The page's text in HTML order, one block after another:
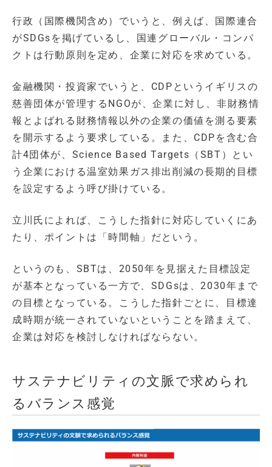
行政（国際機関含め）でいうと、例えば、国際連合
がSDGsを掲げているし、国連グローバル・コンパ
クトは行動原則を定め、企業に対応を求めている。
金融機関・投資家でいうと、CDPというイギリスの
慈善団体が管理するNGOが、企業に対し、非財務情
報とよばれる財務情報以外の企業の価値を測る要素
を開示するよう要求している。また、CDPを含む合
計4団体が、Science Based Targets（SBT）とい
う企業における温室効果ガス排出削減の長期的目標
を設定するよう呼び掛けている。
立川氏によれば、こうした指針に対応していくにあ
たり、ポイントは「時間軸」だという。
というのも、SBTは、2050年を見据えた目標設定
が基本となっている一方で、SDGsは、2030年まで
の目標となっている。こうした指針ごとに、目標達
成時期が統一されていないということを踏まえて、
企業は対応を検討しなければならない。
サステナビリティの文脈で求められ
るバランス感覚